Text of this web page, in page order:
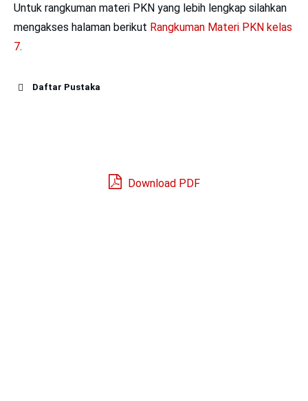
Untuk rangkuman materi PKN yang lebih lengkap silahkan
mengakses halaman berikut Rangkuman Materi PKN kelas
7.
Daftar Pustaka
Download PDF